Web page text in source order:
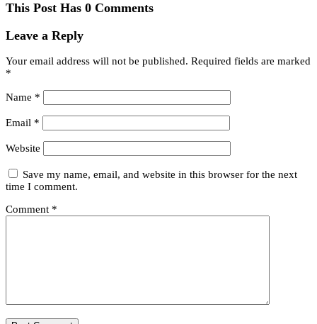
This Post Has 0 Comments
Leave a Reply
Your email address will not be published. Required fields are marked
*
Name *
Email *
Website
Save my name, email, and website in this browser for the next
time I comment.
Comment *